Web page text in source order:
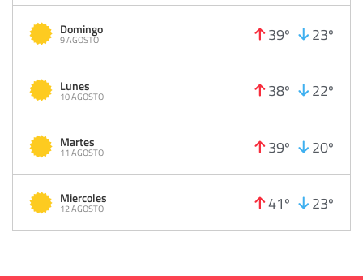
Domingo
9 AGOSTO 39º 23º
Lunes
10 AGOSTO 38º 22º
Martes
11 AGOSTO 39º 20º
Miercoles
12 AGOSTO 41º 23º